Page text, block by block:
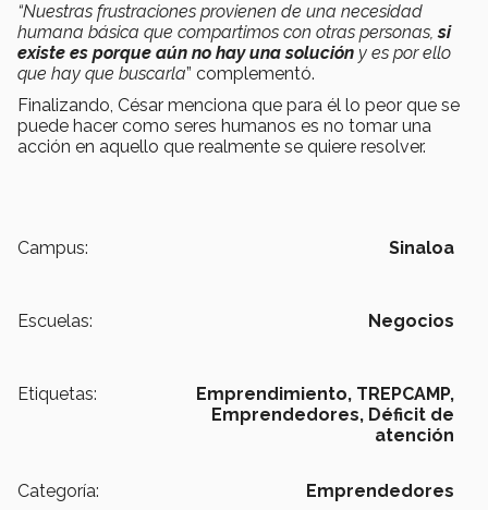
“Nuestras frustraciones provienen de una necesidad
humana básica que compartimos con otras personas,si
existe es porque aún no hay una solución y es por ello
que hay que buscarla” complementó.
Finalizando, César menciona que para él lo peor que se
puede hacer como seres humanos es no tomar una
acción en aquello que realmente se quiere resolver.
Campus: Sinaloa
Escuelas: Negocios
Etiquetas: Emprendimiento, TREPCAMP,
Emprendedores, Déficit de
atención
Categoría: Emprendedores